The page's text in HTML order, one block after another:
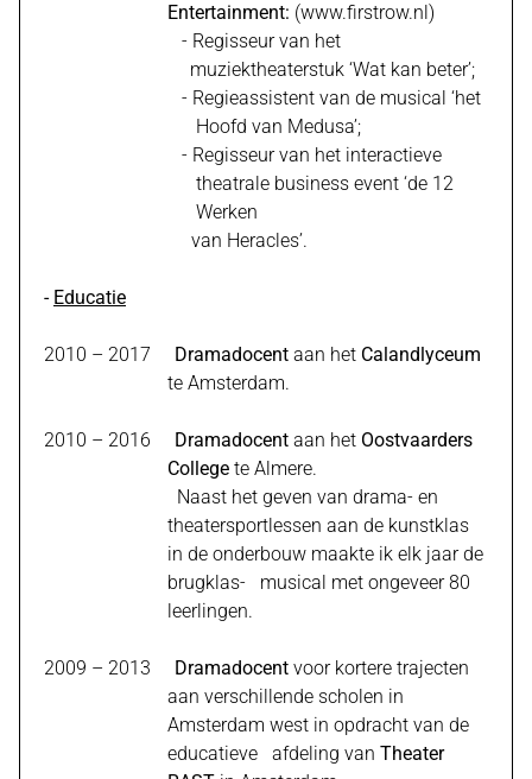
Entertainment: (www.firstrow.nl)
- Regisseur van het
muziektheaterstuk ‘Wat kan beter’;
- Regieassistent van de musical ‘het
Hoofd van Medusa’;
- Regisseur van het interactieve
theatrale business event ‘de 12
Werken
van Heracles’.
- Educatie
2010 – 2017 Dramadocent aan het Calandlyceum
te Amsterdam.
2010 – 2016 Dramadocent aan het Oostvaarders
College te Almere.
Naast het geven van drama- en
theatersportlessen aan de kunstklas
in de onderbouw maakte ik elk jaar de
brugklas- musical met ongeveer 80
leerlingen.
2009 – 2013 Dramadocent voor kortere trajecten
aan verschillende scholen in
Amsterdam west in opdracht van de
educatieve afdeling van Theater